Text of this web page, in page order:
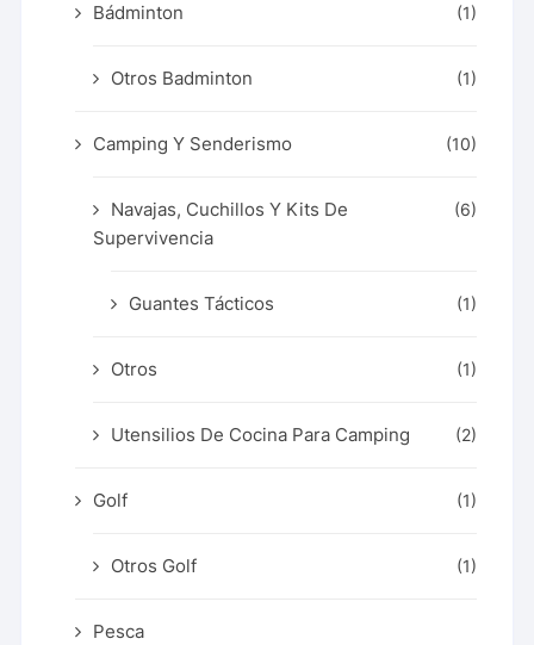
Bádminton (1)
Otros Badminton (1)
Camping Y Senderismo (10)
Navajas, Cuchillos Y Kits De
Supervivencia
(6)
Guantes Tácticos (1)
Otros (1)
Utensilios De Cocina Para Camping (2)
Golf (1)
Otros Golf (1)
Pesca